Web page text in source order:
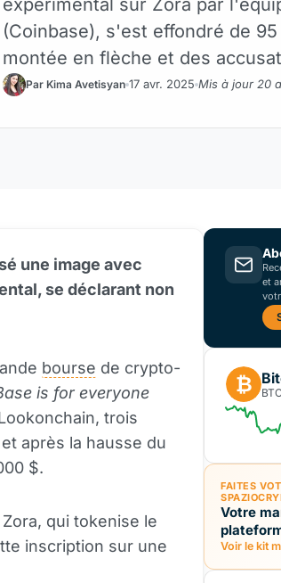
(Coinbase), s'est effondré de
montée en flèche et des
d'initié.
Par Kima Avetisyan 17 avr. 2025 Mis à jour 20
une image avec
se déclarant non
bourse de crypto-
is for everyone
trois
après la hausse du
$.
qui tokenise le
inscription sur une
et
₿
FAITES
Votre
Voir le kit